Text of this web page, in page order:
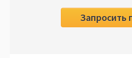
Запросить